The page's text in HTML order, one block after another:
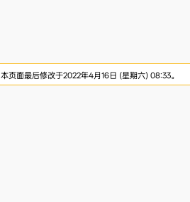
本页面最后修改于2022年4月16日 (星期六) 08:33。